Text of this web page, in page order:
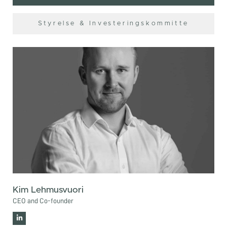
Styrelse & Investeringskommitte
Kim Lehmusvuori
CEO and Co-founder